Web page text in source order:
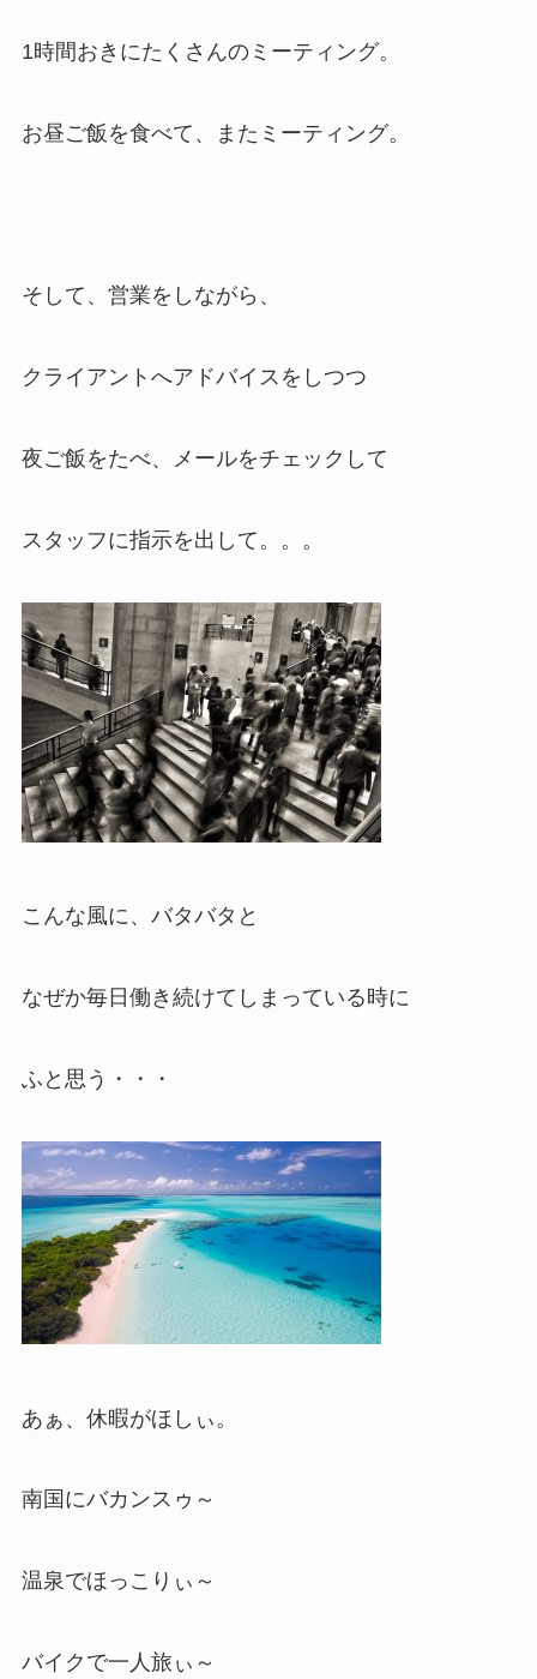
1時間おきにたくさんのミーティング。
お昼ご飯を食べて、またミーティング。
そして、営業をしながら、
クライアントへアドバイスをしつつ
夜ご飯をたべ、メールをチェックして
スタッフに指示を出して。。。
こんな風に、バタバタと
なぜか毎日働き続けてしまっている時に
ふと思う・・・
あぁ、休暇がほしぃ。
南国にバカンスゥ～
温泉でほっこりぃ～
バイクで一人旅ぃ～